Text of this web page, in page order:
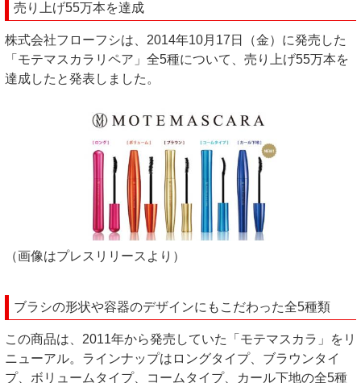
売り上げ55万本を達成
株式会社フローフシは、2014年10月17日（金）に発売した
「モテマスカラリペア」全5種について、売り上げ55万本を
達成したと発表しました。
（画像はプレスリリースより）
ブラシの形状や容器のデザインにもこだわった全5種類
この商品は、2011年から発売していた「モテマスカラ」をリ
ニューアル。ラインナップはロングタイプ、ブラウンタイ
プ、ボリュームタイプ、コームタイプ、カール下地の全5種